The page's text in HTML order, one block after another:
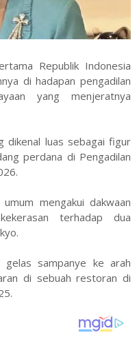
Republik Indonesia
di hadapan pengadilan
yang menjeratnya
dikenal luas sebagai figur
perdana di Pengadilan
mengakui dakwaan
terhadap dua
gelas sampanye ke arah
di sebuah restoran di